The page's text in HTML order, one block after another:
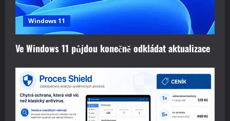
Windows 11
Ve Windows 11 půjdou konečně odkládat aktualizace